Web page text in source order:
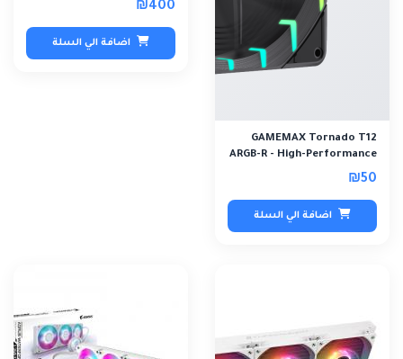
GAMEMAX Tornado T12
ARGB-R - High-Performance
ARGB Cooling F..
₪50
اضافة الي السلة
₪400
اضافة الي السلة